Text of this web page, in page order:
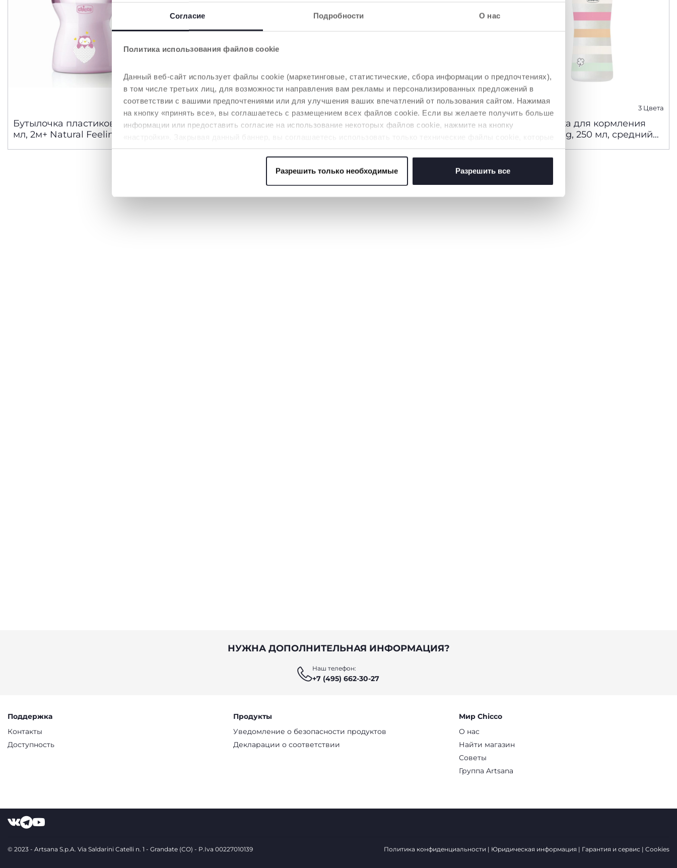
Согласие Подробности О нас
Политика использования файлов cookie
Данный веб-сайт использует файлы cookie (маркетинговые, статистические, сбора информации о предпочтениях),
в том числе третьих лиц, для возможности направления вам рекламы и персонализированных предложений в
соответствии с вашими предпочтениями или для улучшения ваших впечатлений от пользования сайтом. Нажимая
на кнопку «принять все», вы соглашаетесь с размещением всех файлов cookie. Если вы желаете получить больше
информации или предоставить согласие на использование некоторых файлов cookie, нажмите на кнопку
необходимы для запрашиваемой услуги.
Политика использования файлов cookieРазрешить только необходимые Разрешить все
Бутылочка пластиковая 250
мл, 2м+ Natural Feeling
3 Цвета
Бутылочка пластиковая 150
Бутылочка для кормления
3 Цвета
Бутылочка для кормления
Well-Being, 250 мл, средний
НУЖНА ДОПОЛНИТЕЛЬНАЯ ИНФОРМАЦИЯ?
Наш телефон:
+7 (495) 662-30-27
Поддержка
Контакты
Доступность
Продукты
Уведомление о безопасности продуктов
Декларации о соответствии
Мир Chicco
О нас
Найти магазин
Советы
Группа Artsana
© 2023 - Artsana S.p.A. Via Saldarini Catelli n. 1 - Grandate (CO) - P.Iva 00227010139 Политика конфиденциальности Юридическая информация Гарантия и сервис Cookies